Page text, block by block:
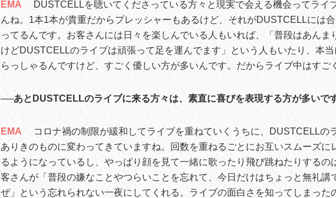
EMA
DUSTCELLを聴いてくださっている方々と現実で会える機会ってライ
んね。1本1本が貴重だからプレッシャーもあるけど、それがDUSTCELLには
ってるんです。お客さんには日々を楽しんでいる人もいれば、「普段はあんま
けどDUSTCELLのライブは頑張って足を運んでます」という人もいたり、本
らっしゃるんですけど、すごく優しい方が多いんです。だからライブ中はすご
──あとDUSTCELLのライブに来る方々は、素直に喜びを表現する方が多いで
EMA
コロナ禍の制限が緩和してライブを重ねていくうちに、DUSTCELLの
ありきのものに変わってきていますね。回数を重ねるごとにお互いスムーズに
るようになっているし、やっぱり顔を見て一緒に歌ったり飛び跳ねたりするの
客さんが「普段の嫌なことやつらいことを忘れて、今日だけはちょっと無礼講
ぜ」という忘れられない一夜にしてくれる。ライブの面白さを知ってしまった